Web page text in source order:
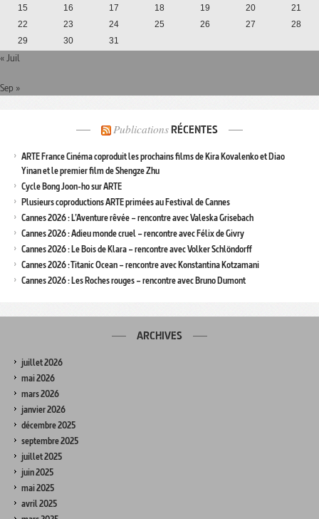
15
16 17 18 19 20
21
22
23 24 25 26 27
28
29
30 31
« Juil
Sep »
Publications RÉCENTES
ARTE France Cinéma coproduit les prochains films de Kira Kovalenko et Diao
Yinan et le premier film de Shengze Zhu
Cycle Bong Joon-ho sur ARTE
Plusieurs coproductions ARTE primées au Festival de Cannes
Cannes 2026 : L’Aventure rêvée – rencontre avec Valeska Grisebach
Cannes 2026 : Adieu monde cruel – rencontre avec Félix de Givry
Cannes 2026 : Le Bois de Klara – rencontre avec Volker Schlöndorff
Cannes 2026 : Titanic Ocean – rencontre avec Konstantina Kotzamani
Cannes 2026 : Les Roches rouges – rencontre avec Bruno Dumont
ARCHIVES
juillet 2026
mai 2026
mars 2026
janvier 2026
décembre 2025
septembre 2025
juillet 2025
juin 2025
mai 2025
avril 2025